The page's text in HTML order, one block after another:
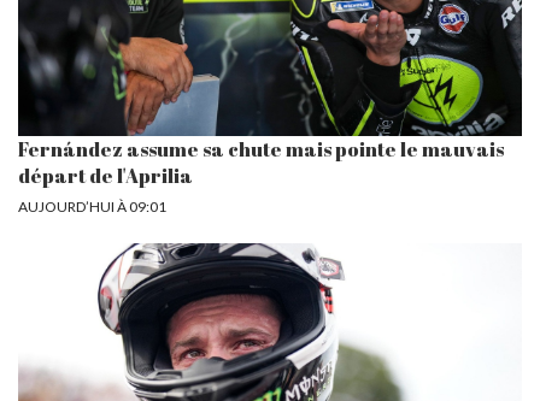
Fernández assume sa chute mais pointe le mauvais
départ de l'Aprilia
AUJOURD’HUI À 09:01